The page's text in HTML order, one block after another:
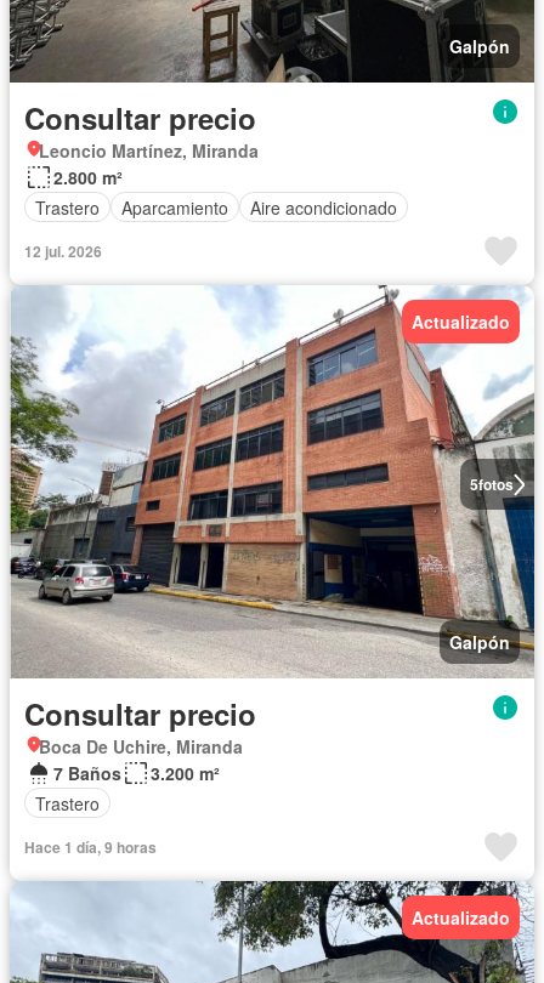
Galpón
Consultar precio
Leoncio Martínez, Miranda
2.800 m²
Trastero
Aparcamiento Aire acondicionado
12 jul. 2026
5fotos
Actualizado
Galpón
Consultar precio
Boca De Uchire, Miranda
7 Baños
3.200 m²
Trastero
Hace 1 día, 9 horas
Actualizado